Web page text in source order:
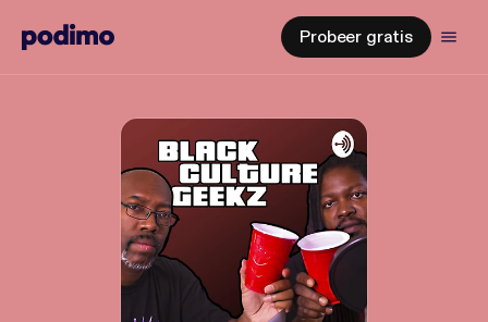
Probeer gratis